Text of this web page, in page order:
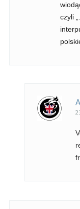
czyli